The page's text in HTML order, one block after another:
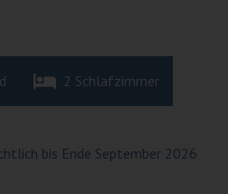
2 Schlafzimmer
bis Ende September 2026